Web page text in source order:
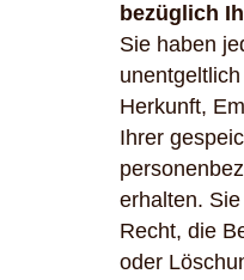
bezüglich
Sie haben
Herkunft,
Ihrer
erhalten.
Recht, die
oder